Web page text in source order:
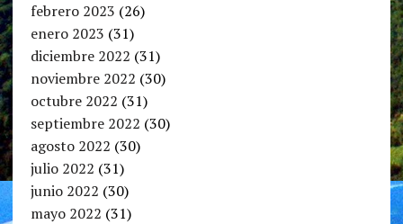
febrero 2023 (26)
enero 2023 (31)
diciembre 2022 (31)
noviembre 2022 (30)
octubre 2022 (31)
septiembre 2022 (30)
agosto 2022 (30)
julio 2022 (31)
junio 2022 (30)
mayo 2022 (31)